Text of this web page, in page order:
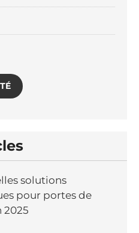
solutions
pour portes de
2025